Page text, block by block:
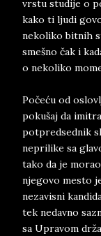
vrstu studije o
kako ti ljudi
nekoliko bitnih
smešno čak i
o nekoliko
Počeću od
pokušaj da
potpredsednik
neprilike sa
tako da je
njegovo mesto
nezavisni
tek nedavno
sa Upravom